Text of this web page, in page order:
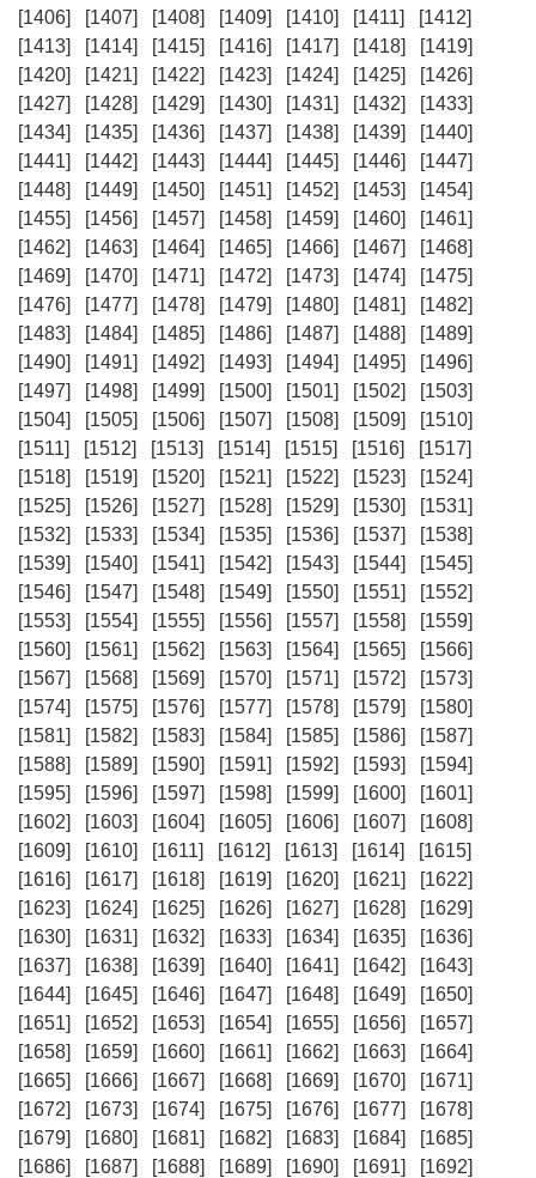
[1406]
[1407] [1408] [1409] [1410] [1411]
[1412]
[1413]
[1414] [1415] [1416] [1417] [1418]
[1419]
[1420]
[1421] [1422] [1423] [1424] [1425]
[1426]
[1427]
[1428] [1429] [1430] [1431] [1432]
[1433]
[1434]
[1435] [1436] [1437] [1438] [1439]
[1440]
[1441]
[1442] [1443] [1444] [1445] [1446]
[1447]
[1448]
[1449] [1450] [1451] [1452] [1453]
[1454]
[1455]
[1456] [1457] [1458] [1459] [1460]
[1461]
[1462]
[1463] [1464] [1465] [1466] [1467]
[1468]
[1469]
[1470] [1471] [1472] [1473] [1474]
[1475]
[1476]
[1477] [1478] [1479] [1480] [1481]
[1482]
[1483]
[1484] [1485] [1486] [1487] [1488]
[1489]
[1490]
[1491] [1492] [1493] [1494] [1495]
[1496]
[1497]
[1498] [1499] [1500] [1501] [1502]
[1503]
[1504]
[1505] [1506] [1507] [1508] [1509]
[1510]
[1511]
[1512] [1513] [1514] [1515] [1516]
[1517]
[1518]
[1519] [1520] [1521] [1522] [1523]
[1524]
[1525]
[1526] [1527] [1528] [1529] [1530]
[1531]
[1532]
[1533] [1534] [1535] [1536] [1537]
[1538]
[1539]
[1540] [1541] [1542] [1543] [1544]
[1545]
[1546]
[1547] [1548] [1549] [1550] [1551]
[1552]
[1553]
[1554] [1555] [1556] [1557] [1558]
[1559]
[1560]
[1561] [1562] [1563] [1564] [1565]
[1566]
[1567]
[1568] [1569] [1570] [1571] [1572]
[1573]
[1574]
[1575] [1576] [1577] [1578] [1579]
[1580]
[1581]
[1582] [1583] [1584] [1585] [1586]
[1587]
[1588]
[1589] [1590] [1591] [1592] [1593]
[1594]
[1595]
[1596] [1597] [1598] [1599] [1600]
[1601]
[1602]
[1603] [1604] [1605] [1606] [1607]
[1608]
[1609]
[1610] [1611] [1612] [1613] [1614]
[1615]
[1616]
[1617] [1618] [1619] [1620] [1621]
[1622]
[1623]
[1624] [1625] [1626] [1627] [1628]
[1629]
[1630]
[1631] [1632] [1633] [1634] [1635]
[1636]
[1637]
[1638] [1639] [1640] [1641] [1642]
[1643]
[1644]
[1645] [1646] [1647] [1648] [1649]
[1650]
[1651]
[1652] [1653] [1654] [1655] [1656]
[1657]
[1658]
[1659] [1660] [1661] [1662] [1663]
[1664]
[1665]
[1666] [1667] [1668] [1669] [1670]
[1671]
[1672]
[1673] [1674] [1675] [1676] [1677]
[1678]
[1679]
[1680] [1681] [1682] [1683] [1684]
[1685]
[1686]
[1687] [1688] [1689] [1690] [1691]
[1692]